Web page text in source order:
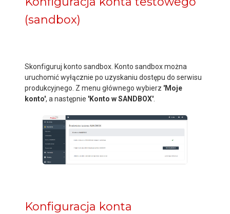
(sandbox)
Skonfiguruj konto sandbox. Konto sandbox można
uruchomić wyłącznie po uzyskaniu dostępu do serwisu
produkcyjnego. Z menu głównego wybierz 'Moje
konto', a następnie 'Konto w SANDBOX'
Konfiguracja konta